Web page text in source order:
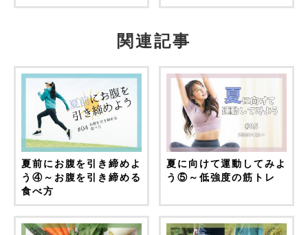
関連記事
夏前にお腹を引き締めよ
う④～お腹を引き締める
食べ方
夏に向けて運動してみよ
う⑤～低強度の筋トレ